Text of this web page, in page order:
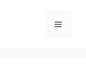
Menu